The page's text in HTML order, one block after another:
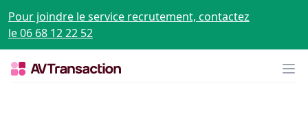
Pour joindre le service recrutement, contactez
le 06 68 12 22 52